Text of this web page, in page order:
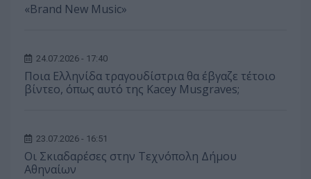
«Brand New Music»
24.07.2026 - 17:40
Ποια Ελληνίδα τραγουδίστρια θα έβγαζε τέτοιο
βίντεο, όπως αυτό της Kacey Musgraves;
23.07.2026 - 16:51
Οι Σκιαδαρέσες στην Τεχνόπολη Δήμου
Αθηναίων